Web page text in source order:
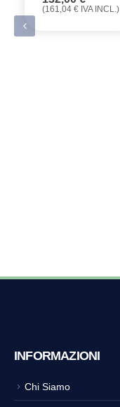
(161,04 € IVA INCL.)
INFORMAZIONI
Chi Siamo